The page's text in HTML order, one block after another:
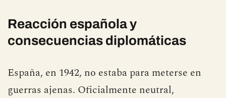
Reacción española y
consecuencias diplomáticas
España, en 1942, no estaba para meterse en
guerras ajenas. Oficialmente neutral,